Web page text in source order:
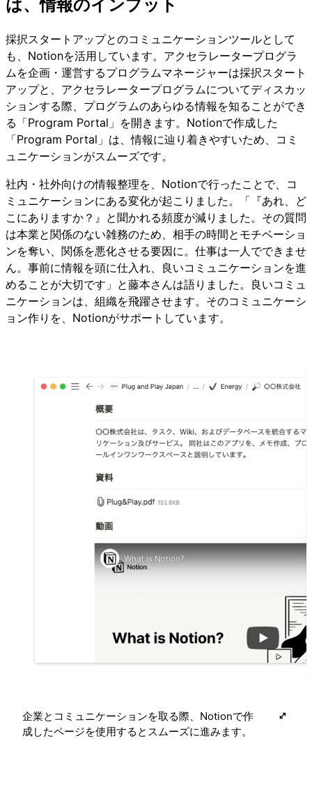
は、情報のインプット
採択スタートアップとのコミュニケーションツールとして
も、Notionを活用しています。アクセラレータープログラ
ムを企画・運営するプログラムマネージャーは採択スタート
アップと、アクセラレータープログラムについてディスカッ
ションする際、プログラムのあらゆる情報を知ることができ
る「Program Portal」を開きます。Notionで作成した
「Program Portal」は、情報に辿り着きやすいため、コミ
ュニケーションがスムーズです。
社内・社外向けの情報整理を、Notionで行ったことで、コ
ミュニケーションにある変化が起こりました。「『あれ、ど
こにありますか？』と聞かれる頻度が減りました。その質問
は本業と関係のない雑務のため、相手の時間とモチベーショ
ンを奪い、関係を悪化させる要因に。仕事は一人でできませ
ん。事前に情報を頭に仕入れ、良いコミュニケーションを進
めることが大切です」と藤本さんは語りました。良いコミュ
ニケーションは、組織を飛躍させます。そのコミュニケーシ
ョン作りを、Notionがサポートしています。
企業とコミュニケーションを取る際、Notionで作
成したページを使用するとスムーズに進みます。